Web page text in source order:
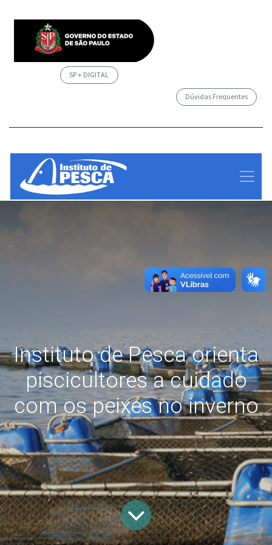
SP + DIGITAL
Dúvidas Frequentes
Instituto de Pesca orienta
piscicultores a cuidado
com os peixes no inverno